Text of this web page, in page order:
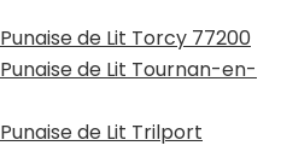
de Lit Torcy 77200
de Lit Tournan-en-
de Lit Trilport